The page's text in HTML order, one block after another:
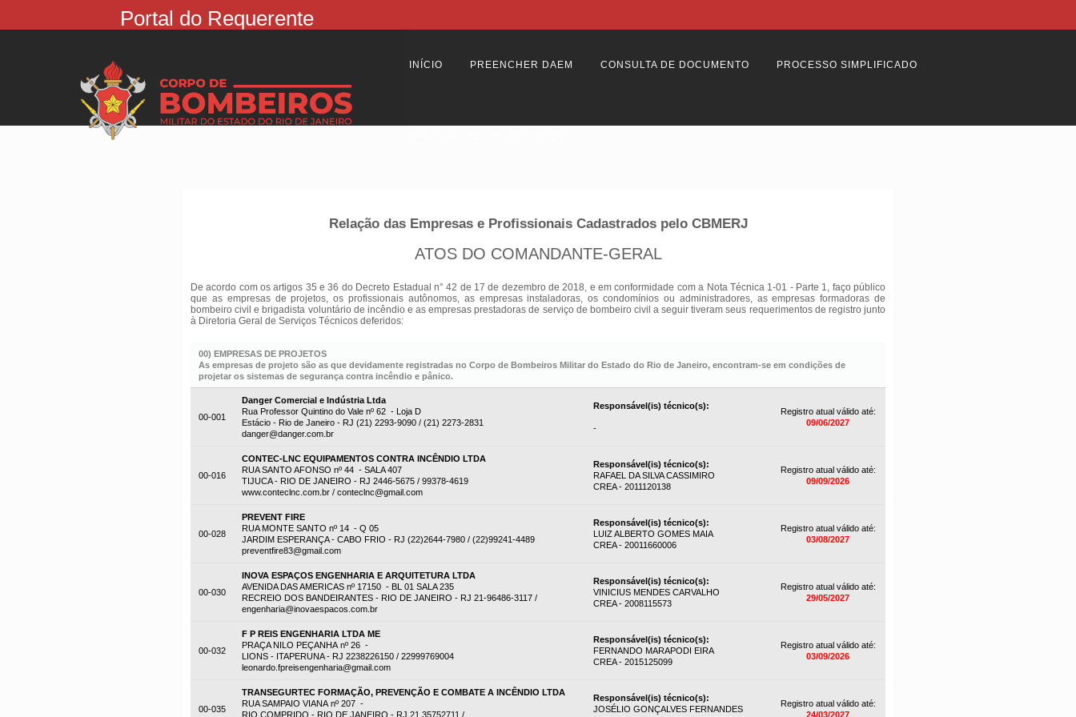
Portal do Requerente
INÍCIO PREENCHER DAEM CONSULTA DE DOCUMENTO PROCESSO SIMPLIFICADO
Relação das Empresas e Profissionais Cadastrados pelo CBMERJ
ATOS DO COMANDANTE-GERAL
De acordo com os artigos 35 e 36 do Decreto Estadual n° 42 de 17 de dezembro de 2018, e em conformidade com a Nota Técnica 1-01 - Parte 1, faço público
que as empresas de projetos, os profissionais autônomos, as empresas instaladoras, os condomínios ou administradores, as empresas formadoras de
bombeiro civil e brigadista voluntário de incêndio e as empresas prestadoras de serviço de bombeiro civil a seguir tiveram seus requerimentos de registro junto
à Diretoria Geral de Serviços Técnicos deferidos:
00) EMPRESAS DE PROJETOS
As empresas de projeto são as que devidamente registradas no Corpo de Bombeiros Militar do Estado do Rio de Janeiro, encontram-se em condições de
projetar os sistemas de segurança contra incêndio e pânico.
00-001
Danger Comercial e Indústria Ltda
Rua Professor Quintino do Vale nº 62 - Loja D
Estácio - Rio de Janeiro - RJ (21) 2293-9090 / (21) 2273-2831
danger@danger.com.br
Responsável(is) técnico(s):
-
Registro atual válido até:
09/06/2027
00-016
CONTEC-LNC EQUIPAMENTOS CONTRA INCÊNDIO LTDA
RUA SANTO AFONSO nº 44 - SALA 407
TIJUCA - RIO DE JANEIRO - RJ 2446-5675 / 99378-4619
www.conteclnc.com.br / conteclnc@gmail.com
Responsável(is) técnico(s):
RAFAEL DA SILVA CASSIMIRO
CREA - 2011120138
Registro atual válido até:
09/09/2026
00-028
PREVENT FIRE
RUA MONTE SANTO nº 14 - Q 05
JARDIM ESPERANÇA - CABO FRIO - RJ (22)2644-7980 / (22)99241-4489
preventfire83@gmail.com
Responsável(is) técnico(s):
LUIZ ALBERTO GOMES MAIA
CREA - 20011660006
Registro atual válido até:
03/08/2027
00-030
INOVA ESPAÇOS ENGENHARIA E ARQUITETURA LTDA
AVENIDA DAS AMERICAS nº 17150 - BL 01 SALA 235
RECREIO DOS BANDEIRANTES - RIO DE JANEIRO - RJ 21-96486-3117 /
engenharia@inovaespacos.com.br
Responsável(is) técnico(s):
VINICIUS MENDES CARVALHO
CREA - 2008115573
Registro atual válido até:
29/05/2027
00-032
F P REIS ENGENHARIA LTDA ME
PRAÇA NILO PEÇANHA nº 26 -
LIONS - ITAPERUNA - RJ 2238226150 / 22999769004
leonardo.fpreisengenharia@gmail.com
Responsável(is) técnico(s):
FERNANDO MARAPODI EIRA
CREA - 2015125099
Registro atual válido até:
03/09/2026
00-035
TRANSEGURTEC FORMAÇÃO, PREVENÇÃO E COMBATE A INCÊNDIO LTDA
RUA SAMPAIO VIANA nº 207 -
RIO COMPRIDO - RIO DE JANEIRO - RJ 21 35752711 /
Responsável(is) técnico(s):
JOSÉLIO GONÇALVES FERNANDES
Registro atual válido até:
24/03/2027